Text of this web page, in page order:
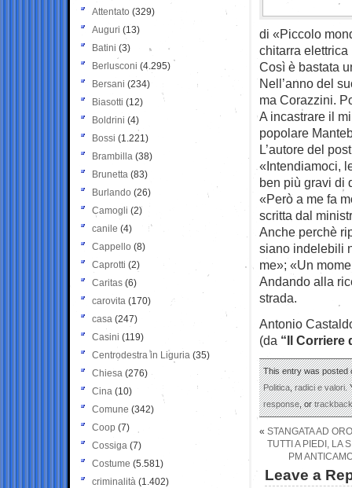
di «Piccolo
chitarra elettrica
Così è bastata
Nell’anno del
ma Corazzini.
A incastrare il
popolare
L’autore del
«Intendiamoci,
ben più gravi di
«Però a me fa
scritta dal
Anche perchè
siano indelebili
me»; «Un
Andando alla
strada.
Antonio
(da “Il Corriere
This entry was posted
Politica,radici e valori.
response, ortrackback
« STANGATA AD
TUTTI A PIEDI, LA
PM
Leave a
Attentato (329)
Auguri (13)
Batini (3)
Berlusconi (4.295)
Bersani (234)
Biasotti (12)
Boldrini (4)
Bossi (1.221)
Brambilla (38)
Brunetta (83)
Burlando (26)
Camogli (2)
canile (4)
Cappello (8)
Caprotti (2)
Caritas (6)
carovita (170)
casa (247)
Casini (119)
Centrodestra in Liguria (35)
Chiesa (276)
Cina (10)
Comune (342)
Coop (7)
Cossiga (7)
Costume (5.581)
criminalità (1.402)